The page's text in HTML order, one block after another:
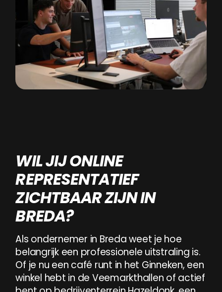
WIL JIJ ONLINE
REPRESENTATIEF
ZICHTBAAR ZIJN IN
BREDA?
Als ondernemer in Breda weet je hoe belangrijk een
Als ondernemer in Breda weet je hoe
belangrijk een professionele uitstraling is.
Of je nu een café runt in het Ginneken, een
winkel hebt in de Veemarkthallen of actief